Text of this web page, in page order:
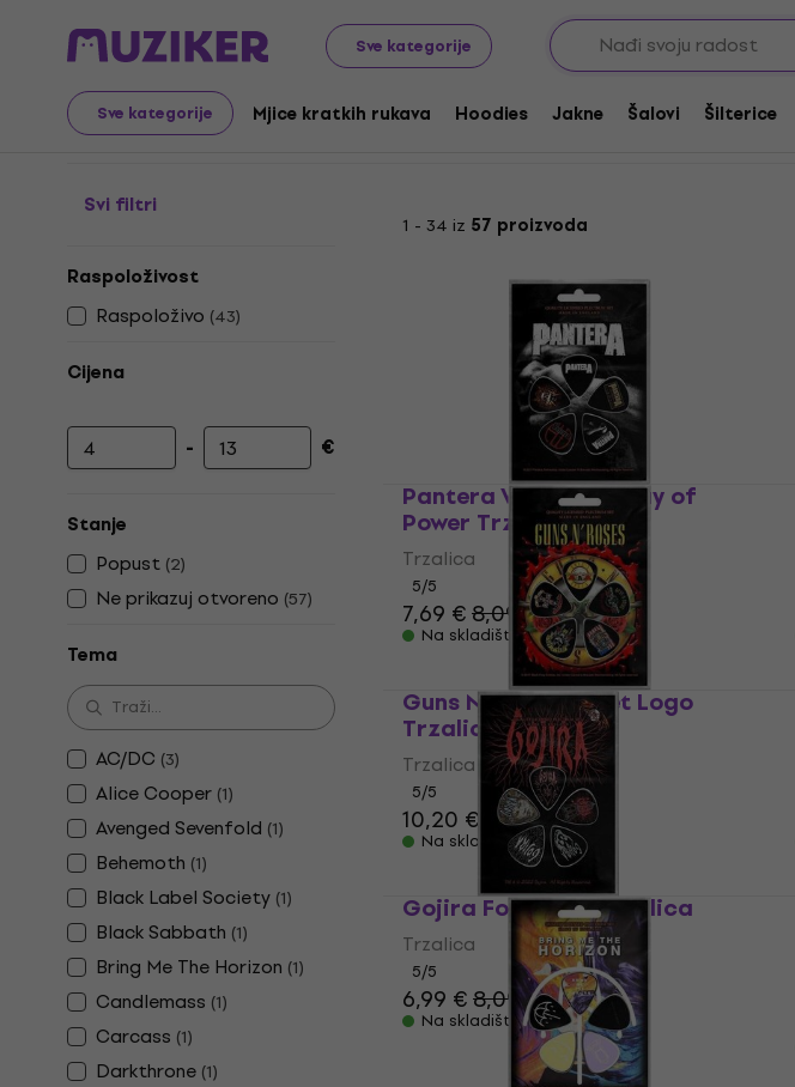
Sve kategorije
Sve kategorije Mjice kratkih rukava Hoodies Jakne Šalovi Šilterice
Merch Glazbena roba Trzalice
Merch trzalice
Svi filtri
Raspoloživost
Raspoloživo (43)
Cijena
Najniža cijena
- Najviša cijena
€
Stanje
Popust (2)
Ne prikazuj otvoreno (57)
Tema
AC/DC (3)
Alice Cooper (1)
Avenged Sevenfold (1)
Behemoth (1)
Black Label Society (1)
Black Sabbath (1)
Bring Me The Horizon (1)
Candlemass (1)
Carcass (1)
Darkthrone (1)
1 - 34 iz 57 proizvoda
Pantera Vulgar Display of
Power Trzalica
Trzalica
5/5
7,69 €8,09 €
Na skladištu
Guns N' Roses Bullet Logo
Trzalica
Trzalica
5/5
10,20 €
Na skladištu
Gojira Fortitude Trzalica
Trzalica
5/5
6,99 €8,09 €
Na skladištu